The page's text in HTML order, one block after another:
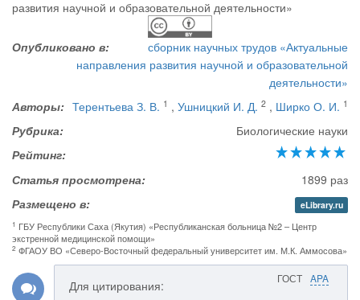
Опубликовано в:
сборник научных трудов «Актуальные
направления развития научной и образовательной
деятельности»
Авторы: Терентьева З. В. 1 , Ушницкий И. Д. 2 , Ширко О. И. 1
Рубрика:
Биологические науки
Рейтинг:
Статья просмотрена:
1899 раз
Размещено в:
eLibrary.ru
1 ГБУ Республики Саха (Якутия) «Республиканская больница №2 – Центр
экстренной медицинской помощи»
2 ФГАОУ ВО «Северо-Восточный федеральный университет им. М.К. Аммосова»
ГОСТ APA
Для цитирования: